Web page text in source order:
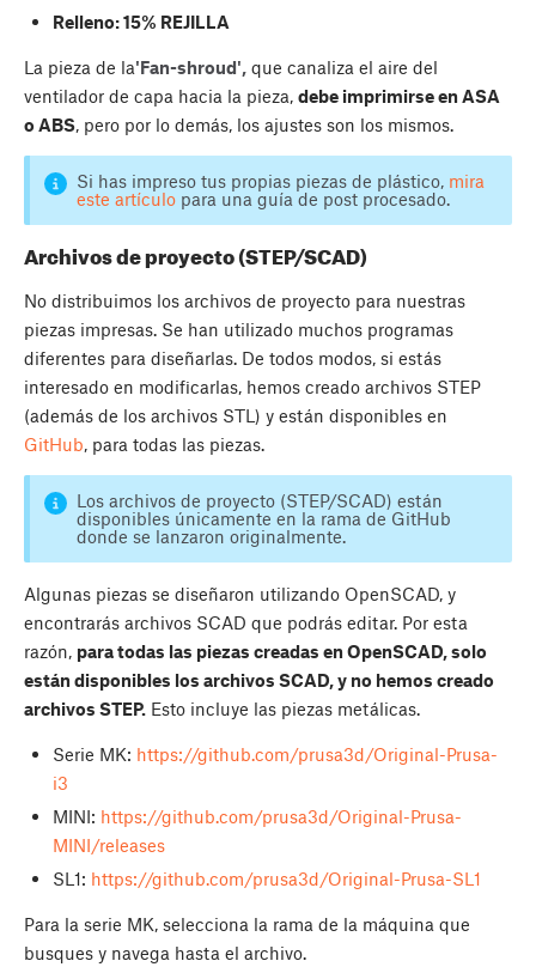
Relleno: 15% REJILLA
La pieza de la'Fan-shroud', que canaliza el aire del
ventilador de capa hacia la pieza, debe imprimirse en ASA
o ABS, pero por lo demás, los ajustes son los mismos.
Si has impreso tus propias piezas de plástico, mira
este artículopara una guía de post procesado.
Archivos de proyecto (STEP/SCAD)
No distribuimos los archivos de proyecto para nuestras
piezas impresas. Se han utilizado muchos programas
diferentes para diseñarlas. De todos modos, si estás
interesado en modificarlas, hemos creado archivos STEP
(además de los archivos STL) y están disponibles en
GitHub, para todas las piezas.
Los archivos de proyecto (STEP/SCAD) están
disponibles únicamente en la rama de GitHub
donde se lanzaron originalmente.
Algunas piezas se diseñaron utilizando OpenSCAD, y
encontrarás archivos SCAD que podrás editar. Por esta
razón, para todas las piezas creadas en OpenSCAD, solo
están disponibles los archivos SCAD, y no hemos creado
archivos STEP. Esto incluye las piezas metálicas.
Serie MK: https://github.com/prusa3d/Original-Prusa-
i3
MINI: https://github.com/prusa3d/Original-Prusa-
MINI/releases
SL1: https://github.com/prusa3d/Original-Prusa-SL1
Para la serie MK, selecciona la rama de la máquina que
busques y navega hasta el archivo.